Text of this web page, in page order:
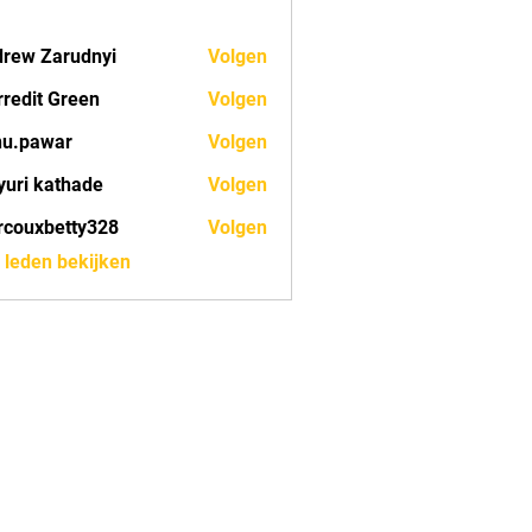
Zarudnyi
Volgen
Green
Volgen
Volgen
kathade
Volgen
Volgen
bekijken